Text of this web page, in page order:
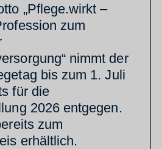
„Pflege.wirkt –
zum
nimmt der
bis zum 1. Juli
für die
2026 entgegen.
zum
erhältlich.